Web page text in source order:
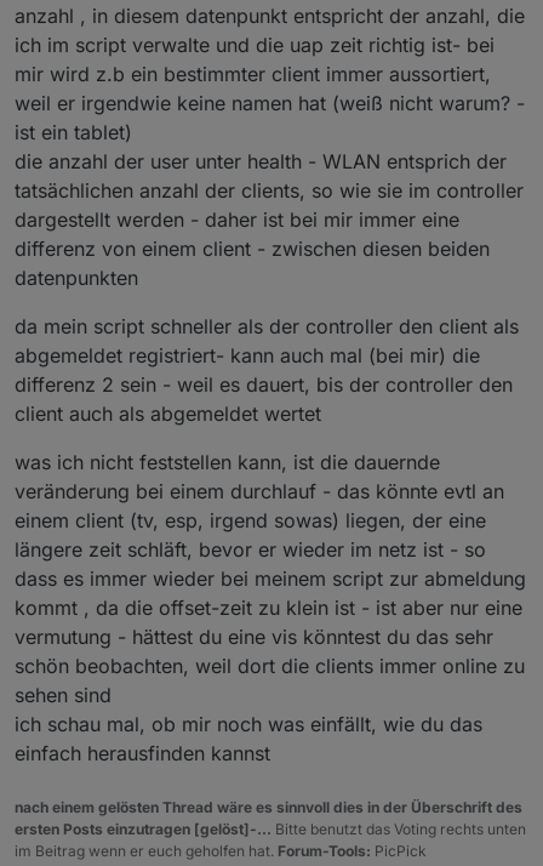
anzahl , in diesem datenpunkt entspricht der anzahl, die
ich im script verwalte und die uap zeit richtig ist- bei
mir wird z.b ein bestimmter client immer aussortiert,
weil er irgendwie keine namen hat (weiß nicht warum? -
ist ein tablet)
die anzahl der user unter health - WLAN entsprich der
tatsächlichen anzahl der clients, so wie sie im controller
dargestellt werden - daher ist bei mir immer eine
differenz von einem client - zwischen diesen beiden
datenpunkten
da mein script schneller als der controller den client als
abgemeldet registriert- kann auch mal (bei mir) die
differenz 2 sein - weil es dauert, bis der controller den
client auch als abgemeldet wertet
was ich nicht feststellen kann, ist die dauernde
veränderung bei einem durchlauf - das könnte evtl an
einem client (tv, esp, irgend sowas) liegen, der eine
längere zeit schläft, bevor er wieder im netz ist - so
dass es immer wieder bei meinem script zur abmeldung
kommt , da die offset-zeit zu klein ist - ist aber nur eine
vermutung - hättest du eine vis könntest du das sehr
schön beobachten, weil dort die clients immer online zu
sehen sind
ich schau mal, ob mir noch was einfällt, wie du das
einfach herausfinden kannst
nach einem gelösten Thread wäre es sinnvoll dies in der Überschrift des
ersten Posts einzutragen [gelöst]-... Bitte benutzt das Voting rechts unten
im Beitrag wenn er euch geholfen hat. Forum-Tools: PicPick